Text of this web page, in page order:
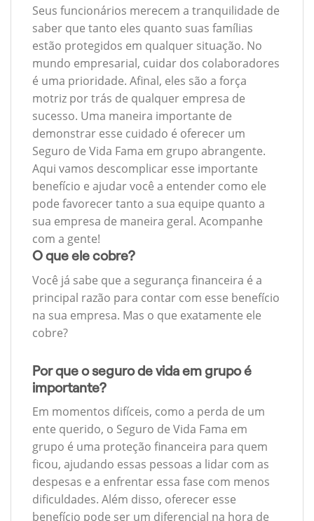
Seus funcionários merecem a tranquilidade de
saber que tanto eles quanto suas famílias
estão protegidos em qualquer situação. No
mundo empresarial, cuidar dos colaboradores
é uma prioridade. Afinal, eles são a força
motriz por trás de qualquer empresa de
sucesso. Uma maneira importante de
demonstrar esse cuidado é oferecer um
Seguro de Vida Fama em grupo abrangente.
Aqui vamos descomplicar esse importante
benefício e ajudar você a entender como ele
pode favorecer tanto a sua equipe quanto a
sua empresa de maneira geral. Acompanhe
com a gente!
O que ele cobre?
Você já sabe que a segurança financeira é a
principal razão para contar com esse benefício
na sua empresa. Mas o que exatamente ele
cobre?
Por que o seguro de vida em grupo é
importante?
Em momentos difíceis, como a perda de um
ente querido, o Seguro de Vida Fama em
grupo é uma proteção financeira para quem
ficou, ajudando essas pessoas a lidar com as
despesas e a enfrentar essa fase com menos
dificuldades. Além disso, oferecer esse
benefício pode ser um diferencial na hora de